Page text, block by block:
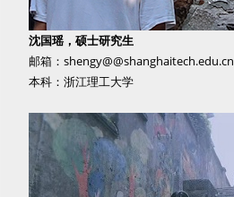
沈国瑶，硕士研究生
邮箱：shengy@@shanghaitech.edu.cn
本科：浙江理工大学